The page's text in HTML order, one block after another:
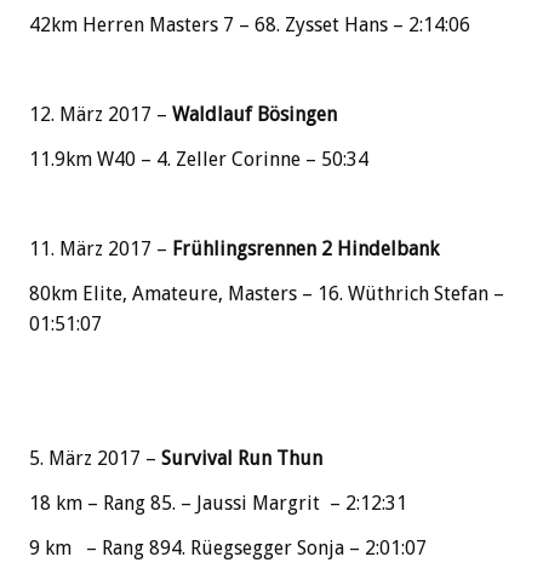
42km Herren Masters 7 – 68. Zysset Hans – 2:14:06
12. März 2017 – Waldlauf Bösingen
11.9km W40 – 4. Zeller Corinne – 50:34
11. März 2017 – Frühlingsrennen 2 Hindelbank
80km Elite, Amateure, Masters – 16. Wüthrich Stefan –
01:51:07
5. März 2017 – Survival Run Thun
18 km – Rang 85. – Jaussi Margrit – 2:12:31
9 km – Rang 894. Rüegsegger Sonja – 2:01:07